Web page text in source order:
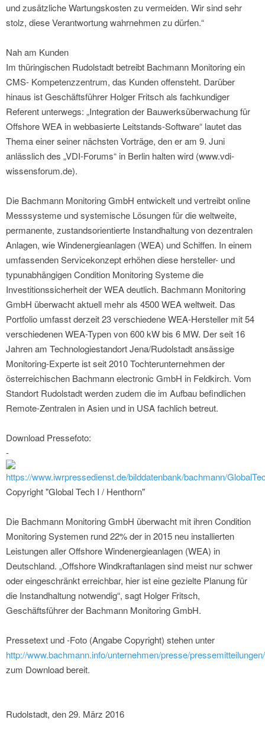
und zusätzliche Wartungskosten zu vermeiden. Wir sind sehr
stolz, diese Verantwortung wahrnehmen zu dürfen.“
Nah am Kunden
Im thüringischen Rudolstadt betreibt Bachmann Monitoring ein
CMS- Kompetenzzentrum, das Kunden offensteht. Darüber
hinaus ist Geschäftsführer Holger Fritsch als fachkundiger
Referent unterwegs: „Integration der Bauwerksüberwachung für
Offshore WEA in webbasierte Leitstands-Software“ lautet das
Thema einer seiner nächsten Vorträge, den er am 9. Juni
anlässlich des „VDI-Forums“ in Berlin halten wird (www.vdi-
wissensforum.de).
Die Bachmann Monitoring GmbH entwickelt und vertreibt online
Messsysteme und systemische Lösungen für die weltweite,
permanente, zustandsorientierte Instandhaltung von dezentralen
Anlagen, wie Windenergieanlagen (WEA) und Schiffen. In einem
umfassenden Servicekonzept erhöhen diese hersteller- und
typunabhängigen Condition Monitoring Systeme die
Investitionssicherheit der WEA deutlich. Bachmann Monitoring
GmbH überwacht aktuell mehr als 4500 WEA weltweit. Das
Portfolio umfasst derzeit 23 verschiedene WEA-Hersteller mit 54
verschiedenen WEA-Typen von 600 kW bis 6 MW. Der seit 16
Jahren am Technologiestandort Jena/Rudolstadt ansässige
Monitoring-Experte ist seit 2010 Tochterunternehmen der
österreichischen Bachmann electronic GmbH in Feldkirch. Vom
Standort Rudolstadt werden zudem die im Aufbau befindlichen
Remote-Zentralen in Asien und in USA fachlich betreut.
Download Pressefoto:
-
https://www.iwrpressedienst.de/bilddatenbank/bachmann/
Copyright "Global Tech I / Henthorn"
Die Bachmann Monitoring GmbH überwacht mit ihren Condition
Monitoring Systemen rund 22% der in 2015 neu installierten
Leistungen aller Offshore Windenergieanlagen (WEA) in
Deutschland. „Offshore Windkraftanlagen sind meist nur schwer
oder eingeschränkt erreichbar, hier ist eine gezielte Planung für
die Instandhaltung notwendig“, sagt Holger Fritsch,
Geschäftsführer der Bachmann Monitoring GmbH.
Pressetext und -Foto (Angabe Copyright) stehen unter
http://www.bachmann.info/unternehmen/presse/pressemitteilungen/
zum Download bereit.
Rudolstadt, den 29. März 2016